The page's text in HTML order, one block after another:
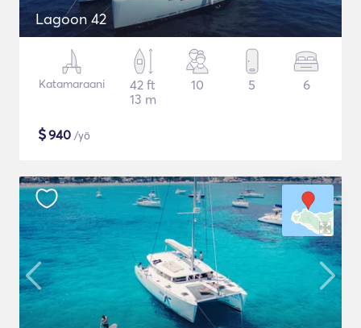
Lagoon 42
Katamaraani
42 ft
13 m
10 5 6
$940 /yö